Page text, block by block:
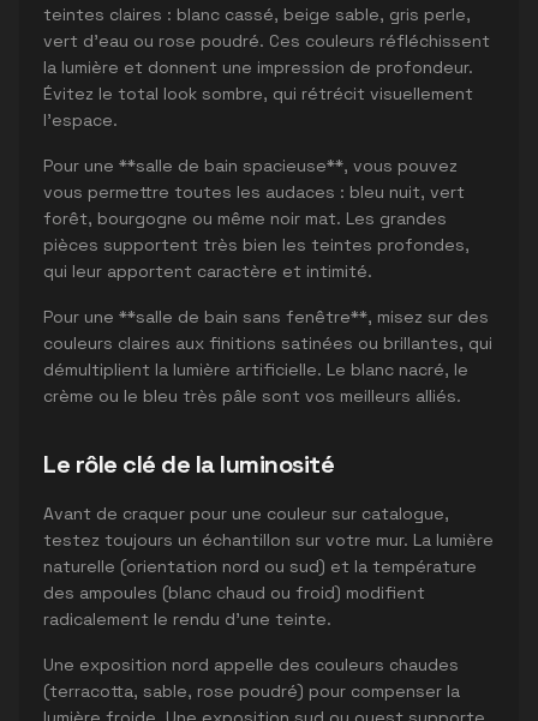
teintes claires : blanc cassé, beige sable, gris perle,
vert d'eau ou rose poudré. Ces couleurs réfléchissent
la lumière et donnent une impression de profondeur.
Évitez le total look sombre, qui rétrécit visuellement
l'espace.
Pour une **salle de bain spacieuse**, vous pouvez
vous permettre toutes les audaces : bleu nuit, vert
forêt, bourgogne ou même noir mat. Les grandes
pièces supportent très bien les teintes profondes,
qui leur apportent caractère et intimité.
Pour une **salle de bain sans fenêtre**, misez sur des
couleurs claires aux finitions satinées ou brillantes, qui
démultiplient la lumière artificielle. Le blanc nacré, le
crème ou le bleu très pâle sont vos meilleurs alliés.
Le rôle clé de la luminosité
Avant de craquer pour une couleur sur catalogue,
testez toujours un échantillon sur votre mur. La lumière
naturelle (orientation nord ou sud) et la température
des ampoules (blanc chaud ou froid) modifient
radicalement le rendu d'une teinte.
Une exposition nord appelle des couleurs chaudes
(terracotta, sable, rose poudré) pour compenser la